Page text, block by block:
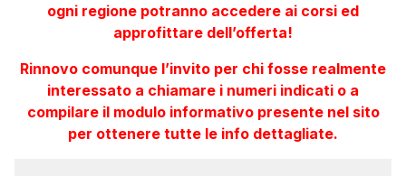
ogni regione potranno accedere ai corsi ed
approfittare dell’offerta!
Rinnovo comunque l’invito per chi fosse realmente
interessato a chiamare i numeri indicati o a
compilare il modulo informativo presente nel sito
per ottenere tutte le info dettagliate.